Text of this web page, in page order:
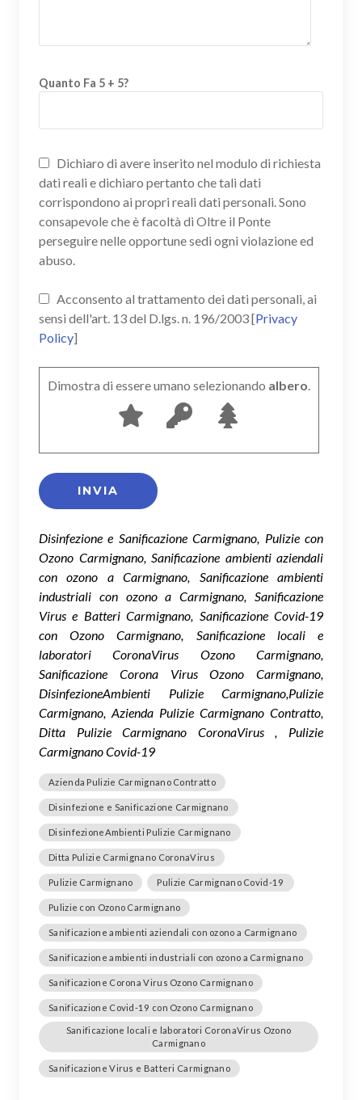
Quanto Fa 5 + 5?
Dichiaro di avere inserito nel modulo di richiesta
dati reali e dichiaro pertanto che tali dati
corrispondono ai propri reali dati personali. Sono
consapevole che è facoltà di Oltre il Ponte
perseguire nelle opportune sedi ogni violazione ed
abuso.
Acconsento al trattamento dei dati personali, ai
sensi dell'art. 13 del D.lgs. n. 196/2003 [Privacy
Policy]
Dimostra di essere umano selezionando albero.
Disinfezione e Sanificazione Carmignano, Pulizie con
Ozono Carmignano, Sanificazione ambienti aziendali
con ozono a Carmignano, Sanificazione ambienti
industriali con ozono a Carmignano, Sanificazione
Virus e Batteri Carmignano, Sanificazione Covid-19
con Ozono Carmignano, Sanificazione locali e
laboratori CoronaVirus Ozono Carmignano,
Sanificazione Corona Virus Ozono Carmignano,
DisinfezioneAmbienti Pulizie Carmignano,Pulizie
Carmignano, Azienda Pulizie Carmignano Contratto,
Ditta Pulizie Carmignano CoronaVirus , Pulizie
Carmignano Covid-19
Azienda Pulizie Carmignano Contratto
Disinfezione e Sanificazione Carmignano
DisinfezioneAmbienti Pulizie Carmignano
Ditta Pulizie Carmignano CoronaVirus
Pulizie Carmignano Pulizie Carmignano Covid-19
Pulizie con Ozono Carmignano
Sanificazione ambienti aziendali con ozono a Carmignano
Sanificazione ambienti industriali con ozono a Carmignano
Sanificazione Corona Virus Ozono Carmignano
Sanificazione Covid-19 con Ozono Carmignano
Sanificazione locali e laboratori CoronaVirus Ozono
Carmignano
Sanificazione Virus e Batteri Carmignano